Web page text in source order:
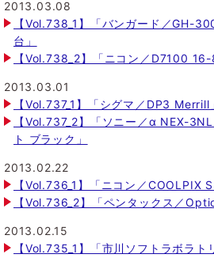
2013.03.08
【Vol.738_1】「バンガード／GH-
台」
【Vol.738_2】「ニコン／D7100 16-
2013.03.01
【Vol.737_1】「シグマ／DP3 Merrill」
【Vol.737_2】「ソニー／α NEX-
ト ブラック」
2013.02.22
【Vol.736_1】「ニコン／COOLPIX
【Vol.736_2】「ペンタックス／
2013.02.15
【Vol.735_1】「市川ソフトラボラ